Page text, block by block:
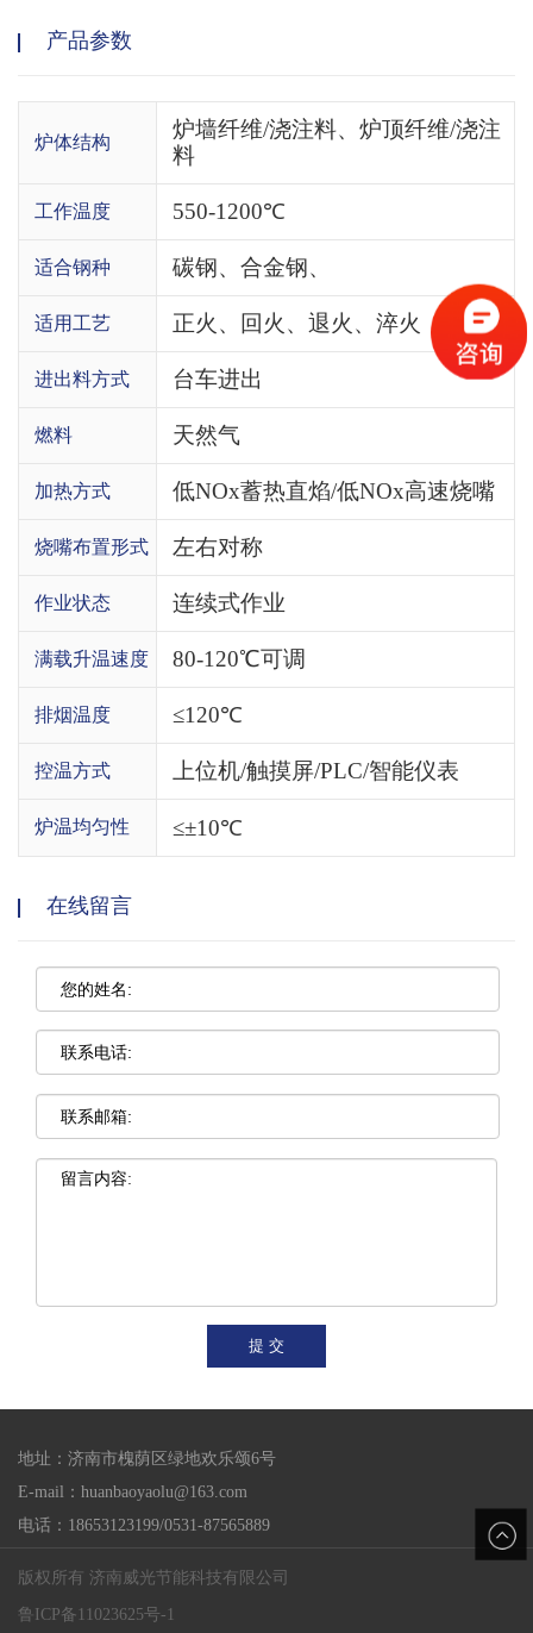
产品参数
炉体结构
炉墙纤维/浇注料、炉顶纤维/浇注
料
工作温度 550-1200℃
适合钢种 碳钢、合金钢、
适用工艺 正火、回火、退火、淬火
进出料方式 台车进出
燃料 天然气
加热方式 低NOx蓄热直焰/低NOx高速烧嘴
烧嘴布置形式 左右对称
作业状态 连续式作业
满载升温速度 80-120℃可调
排烟温度 ≤120℃
控温方式 上位机/触摸屏/PLC/智能仪表
炉温均匀性 ≤±10℃
在线留言
提 交
地址：济南市槐荫区绿地欢乐颂6号
E-mail：huanbaoyaolu@163.com
电话：18653123199/0531-87565889
版权所有 济南威光节能科技有限公司
鲁ICP备11023625号-1